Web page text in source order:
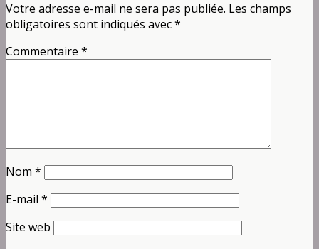
Votre adresse e-mail ne sera pas publiée. Les champs
obligatoires sont indiqués avec*
Commentaire *
Nom *
E-mail *
Site web